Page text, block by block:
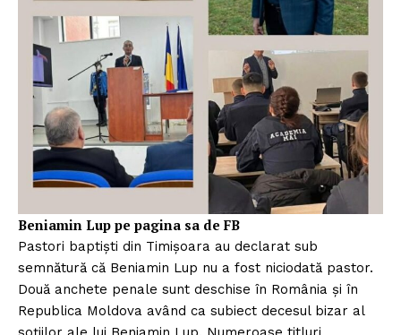
FREEDOM HOUSE ROMÂNIA
PRESShub
Despre noi / Echipa
Proiecte editoriale
Rețea
Contact
Beniamin Lup pe pagina sa de FB
Pastori baptiști din Timișoara au declarat sub
semnătură că Beniamin Lup nu a fost niciodată pastor.
Două anchete penale sunt deschise în România și în
Republica Moldova având ca subiect decesul bizar al